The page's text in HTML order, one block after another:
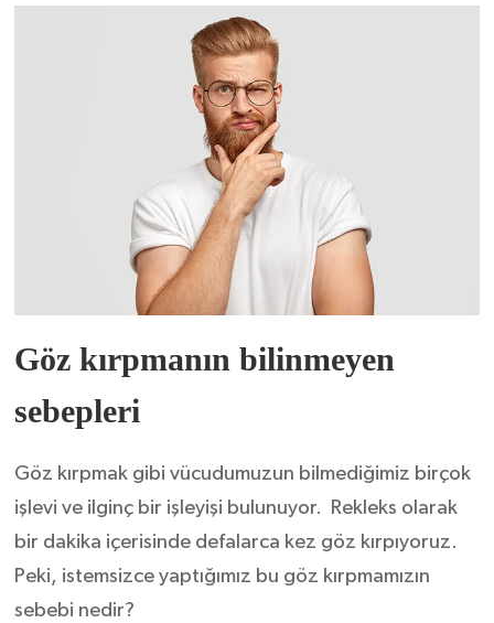
Göz kırpmanın bilinmeyen
sebepleri
Göz kırpmak gibi vücudumuzun bilmediğimiz birçok
işlevi ve ilginç bir işleyişi bulunuyor. Rekleks olarak
bir dakika içerisinde defalarca kez göz kırpıyoruz.
Peki, istemsizce yaptığımız bu göz kırpmamızın
sebebi nedir?